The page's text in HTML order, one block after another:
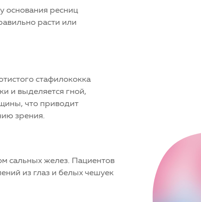
основания ресниц
расти или
стафилококка
и выделяется гной,
что приводит
зрения.
сальных желез. Пациентов
из глаз и белых чешуек